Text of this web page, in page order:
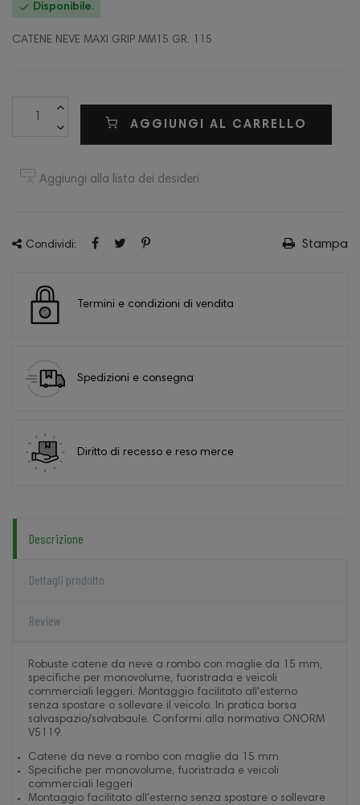
 Disponibile.
CATENE NEVE MAXI GRIP MM15 GR. 115
AGGIUNGI AL CARRELLO
Aggiungi alla lista dei desideri
Condividi: Stampa
Termini e condizioni di vendita
Spedizioni e consegna
Diritto di recesso e reso merce
Descrizione
Dettagli prodotto
Review
Robuste catene da neve a rombo con maglie da 15 mm,
specifiche per monovolume, fuoristrada e veicoli
commerciali leggeri. Montaggio facilitato all'esterno
senza spostare o sollevare il veicolo. In pratica borsa
salvaspazio/salvabaule. Conformi alla normativa ONORM
V5119.
Catene da neve a rombo con maglie da 15 mm
Specifiche per monovolume, fuoristrada e veicoli
commerciali leggeri
Montaggio facilitato all'esterno senza spostare o sollevare